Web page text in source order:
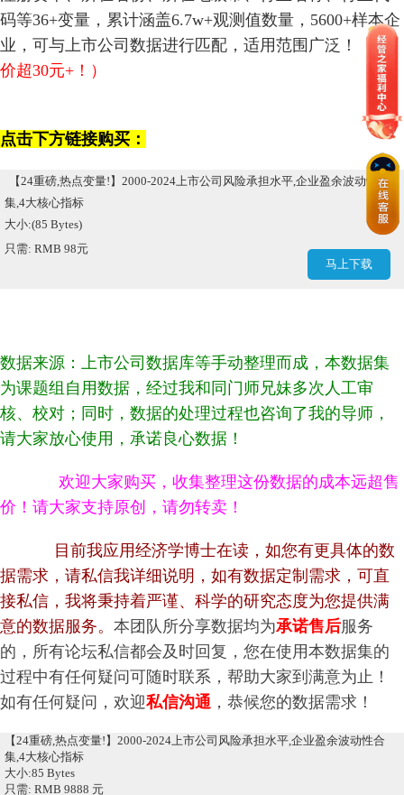
码等36+变量，累计涵盖6.7w+观测值数量，5600+样本企
业，可与上市公司数据进行匹配，适用范围广泛！
（市
价超30元+！）
点击下方链接购买：
【24重磅,热点变量!】2000-2024上市公司风险承担水平,企业盈余波动性合
集,4大核心指标
大小:(85 Bytes)
只需: RMB 98元
马上下载
数据来源：上市公司数据库等手动整理而成，本数据集
为课题组 自用数据 ，经过我和同门师兄妹多次人工审
核、校对；同时，数据的处理过程也咨询了我的导师，
请大家放心使用，承诺良心数据！
欢迎大家购买，收集整理这份数据的成本远超售
价！请大家支持原创，请勿转卖！
目前我应用经济学博士在读，如您有更具体的数
据需求，请私信我详细说明，如有数据定制需求，可直
接私信，我将秉持着严谨、科学的研究态度为您提供满
意的数据服务。 本团队所分享数据均为承诺售后服务
的，所有论坛私信都会及时回复，您在使用本数据集的
过程中有任何疑问可随时联系，帮助大家到满意为止！
如有任何疑问，欢迎私信沟通 ，恭候您的数据需求！
【24重磅,热点变量!】2000-2024上市公司风险承担水平,企业盈余波动性合
集,4大核心指标
大小:85 Bytes
只需: RMB 9888 元